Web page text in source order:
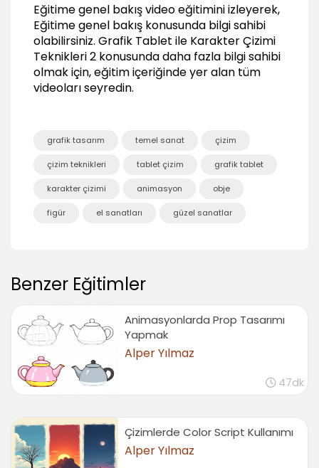
Eğitime genel bakış video eğitimini izleyerek,
Eğitime genel bakış konusunda bilgi sahibi
olabilirsiniz. Grafik Tablet ile Karakter Çizimi
Teknikleri 2 konusunda daha fazla bilgi sahibi
olmak için, eğitim içeriğinde yer alan tüm
videoları seyredin.
grafik tasarım temel sanat çizim
çizim teknikleri tablet çizim grafik tablet
karakter çizimi animasyon obje
figür el sanatları güzel sanatlar
Benzer Eğitimler
Animasyonlarda Prop Tasarımı
Yapmak
Alper Yılmaz
47dk
Çizimlerde Color Script Kullanımı
Alper Yılmaz